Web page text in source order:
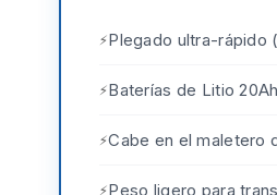
Plegado ultra-rápido
Baterías de Litio
Cabe en el maletero
Peso ligero para